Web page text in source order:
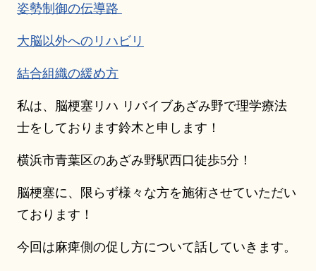
姿勢制御の伝導路
大脳以外へのリハビリ
結合組織の緩め方
私は、脳梗塞リハ リバイブあざみ野で理学療法
士をしております鈴木と申します！
横浜市青葉区のあざみ野駅西口徒歩5分！
脳梗塞に、限らず様々な方を施術させていただい
ております！
今回は麻痺側の促し方について話していきます。